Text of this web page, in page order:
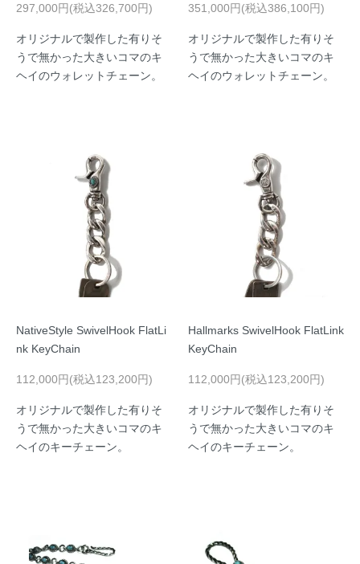
297,000円(税込326,700円)
オリジナルで製作した有りそ
うで無かった大きいコマのキ
ヘイのウォレットチェーン。
351,000円(税込386,100円)
オリジナルで製作した有りそ
うで無かった大きいコマのキ
ヘイのウォレットチェーン。
NativeStyle SwivelHook FlatLi
nk KeyChain
112,000円(税込123,200円)
オリジナルで製作した有りそ
うで無かった大きいコマのキ
ヘイのキーチェーン。
Hallmarks SwivelHook FlatLink
KeyChain
112,000円(税込123,200円)
オリジナルで製作した有りそ
うで無かった大きいコマのキ
ヘイのキーチェーン。